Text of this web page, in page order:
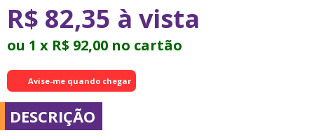
R$ 82,35 à vista
ou 1 x R$ 92,00 no cartão
Avise-me quando chegar
DESCRIÇÃO